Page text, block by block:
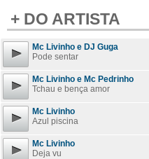
+ DO ARTISTA
Mc Livinho e DJ Guga
Pode sentar
Mc Livinho e Mc Pedrinho
Tchau e bença amor
Mc Livinho
Azul piscina
Mc Livinho
Deja vu